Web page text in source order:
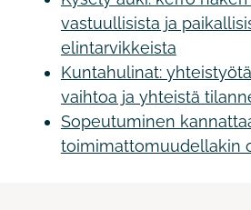
vastuullisista ja
elintarvikkeista
Kuntahulinat:
vaihtoa ja yhteistä
Sopeutuminen
toimimattomuudellakin